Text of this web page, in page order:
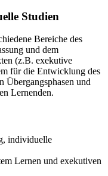
Studien
Bereiche des
und dem
(z.B. exekutive
für die Entwicklung des
Übergangsphasen und
Lernenden.
individuelle
Lernen und exekutiven